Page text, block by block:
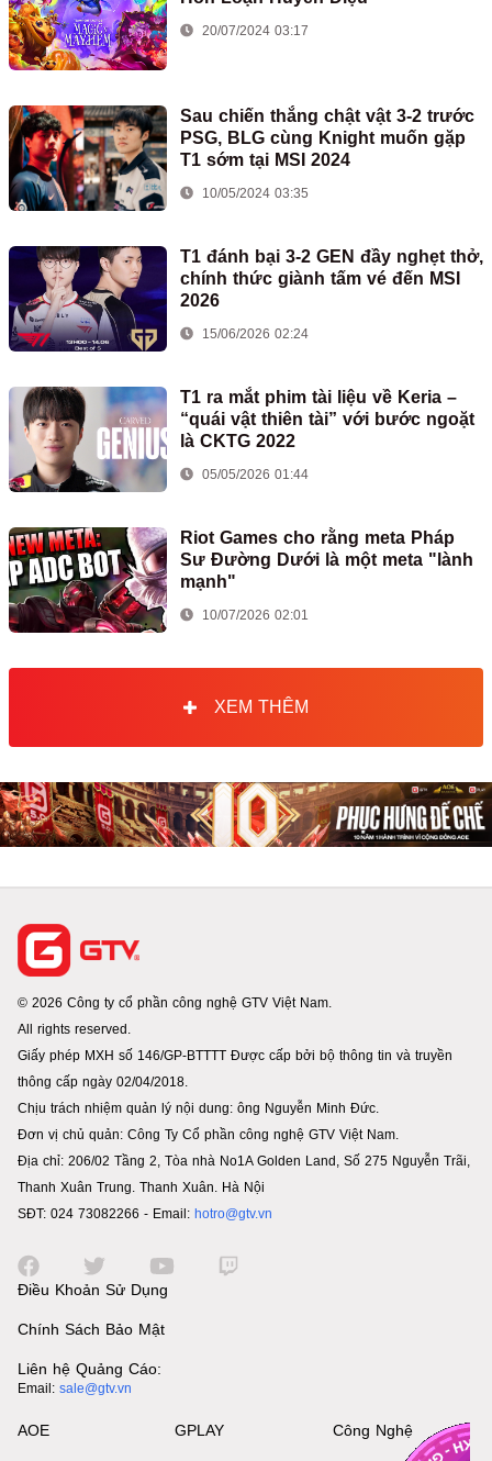
20/07/2024 03:17
Sau chiến thắng chật vật 3-2 trước
PSG, BLG cùng Knight muốn gặp
T1 sớm tại MSI 2024
10/05/2024 03:35
T1 đánh bại 3-2 GEN đầy nghẹt thở,
chính thức giành tấm vé đến MSI
2026
15/06/2026 02:24
T1 ra mắt phim tài liệu về Keria –
“quái vật thiên tài” với bước ngoặt
là CKTG 2022
05/05/2026 01:44
Riot Games cho rằng meta Pháp
Sư Đường Dưới là một meta "lành
mạnh"
10/07/2026 02:01
XEM THÊM
© 2026 Công ty cổ phần công nghệ GTV Việt Nam.
All rights reserved.
Giấy phép MXH số 146/GP-BTTTT Được cấp bởi bộ thông tin và truyền
thông cấp ngày 02/04/2018.
Chịu trách nhiệm quản lý nội dung: ông Nguyễn Minh Đức.
Đơn vị chủ quản: Công Ty Cổ phần công nghệ GTV Việt Nam.
Địa chỉ: 206/02 Tầng 2, Tòa nhà No1A Golden Land, Số 275 Nguyễn Trãi,
Thanh Xuân Trung. Thanh Xuân. Hà Nội
SĐT: 024 73082266 - Email: hotro@gtv.vn
Điều Khoản Sử Dụng
Chính Sách Bảo Mật
Liên hệ Quảng Cáo:
Email: sale@gtv.vn
AOE GPLAY Công Nghệ